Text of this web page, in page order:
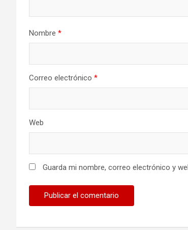
Nombre *
Correo electrónico *
Web
Guarda mi nombre, correo electrónico y